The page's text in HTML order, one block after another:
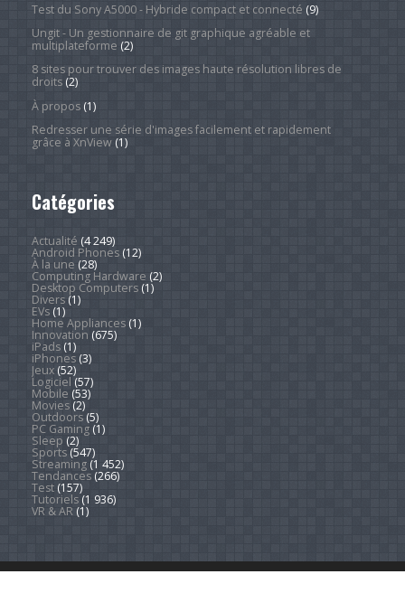
Test du Sony A5000 - Hybride compact et connecté (9)
Ungit - Un gestionnaire de git graphique agréable et
multiplateforme (2)
8 sites pour trouver des images haute résolution libres de
droits(2)
À propos(1)
Redresser une série d'images facilement et rapidement
grâce à XnView(1)
Catégories
Actualité (4 249)
Android Phones(12)
À la une (28)
Computing Hardware (2)
Desktop Computers(1)
Divers(1)
EVs(1)
Home Appliances(1)
Innovation (675)
iPads(1)
iPhones(3)
Jeux(52)
Logiciel (57)
Mobile (53)
Movies(2)
Outdoors(5)
PC Gaming(1)
Sleep (2)
Sports(547)
Streaming(1 452)
Tendances(266)
Test(157)
Tutoriels(1 936)
VR & AR(1)
Copyright © 2026. Technews.fr